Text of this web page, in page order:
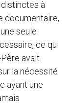
à
documentaire,
seule
ce qui
avait
la nécessité
ayant une